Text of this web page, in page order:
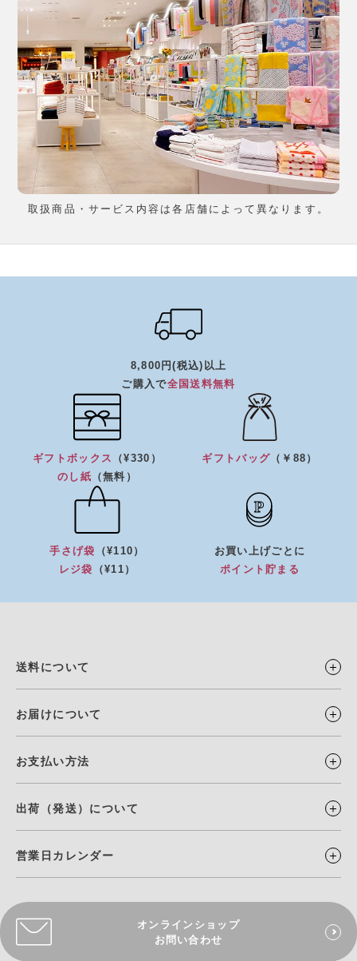
取扱商品・サービス内容は各店舗によって異なります。
8,800円(税込)以上
ご購入で全国送料無料
ギフトボックス
（¥330）
のし紙 （無料）
ギフトバッグ （￥88）
手さげ袋
（¥110）
レジ袋
（¥11）
お買い上げごとに
ポイント貯まる
送料について
お届けについて
お支払い方法
出荷（発送）について
営業日カレンダー
オンラインショップ
お問い合わせ